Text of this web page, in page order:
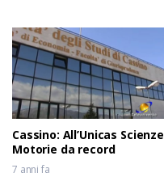
Cassino: All’Unicas Scienze
Motorie da record
7 anni fa